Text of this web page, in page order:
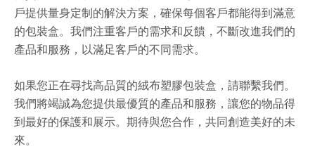
戶提供量身定制的解決方案，確保每個客戶都能得到滿意
的包裝盒。我們注重客戶的需求和反饋，不斷改進我們的
產品和服務，以滿足客戶的不同需求。
如果您正在尋找高品質的絨布塑膠包裝盒，請聯繫我們。
我們將竭誠為您提供最優質的產品和服務，讓您的物品得
到最好的保護和展示。期待與您合作，共同創造美好的未
來。